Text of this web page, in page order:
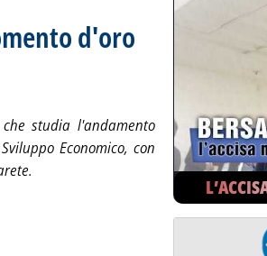
d'oro
studia l'andamento
Economico, con
tutta la notizia: 'Consumi petroliferi,